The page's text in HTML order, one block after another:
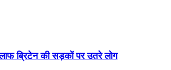
ब्रिटेन की सड़कों पर उतरे लोग